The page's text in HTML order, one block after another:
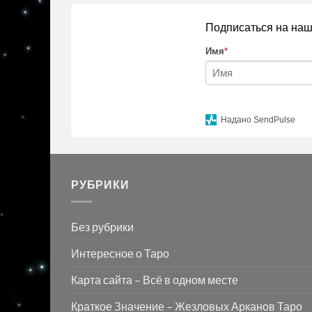
Подписаться на
Имя*
Надано SendPulse
РУБРИКИ
Без рубрики
Интересное о Таро
Карта сайта – Всё в одном месте
Краткое Значение – Жезловых Арканов Таро